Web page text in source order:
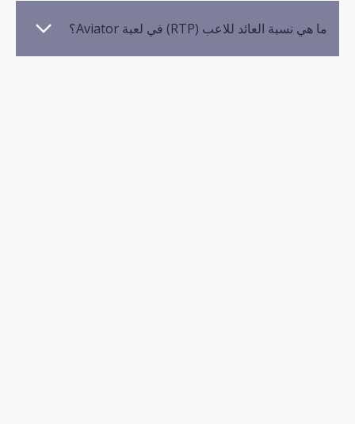
ما هي نسبة العائد للاعب (RTP) في لعبة Aviator؟